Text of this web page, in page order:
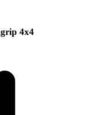
4x4